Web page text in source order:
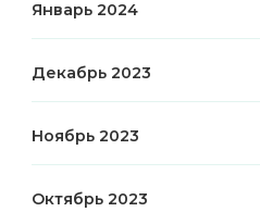
Январь 2024
Декабрь 2023
Ноябрь 2023
Октябрь 2023